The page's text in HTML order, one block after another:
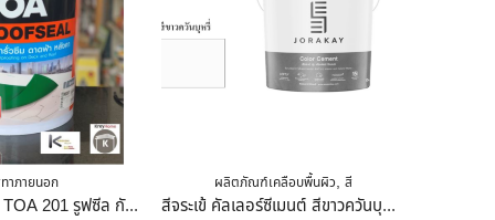
าภายนอก
TOA สีกันรั่วซึม TOA 201 รูฟซีล กันซึมหลังคาดาดฟ้าถังใหญ่. สีขาว 20 KG.
ผลิตภัณฑ์เคลือบพื้นผิว, สี
สีจระเข้ คัลเลอร์ซีเมนต์ สีขาวควันบุหรี่ 10 Kg.